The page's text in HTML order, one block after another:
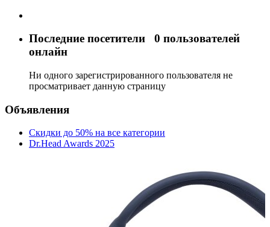
Последние посетители 0 пользователей
онлайн
Ни одного зарегистрированного пользователя не
просматривает данную страницу
Объявления
Скидки до 50% на все категории
Dr.Head Awards 2025